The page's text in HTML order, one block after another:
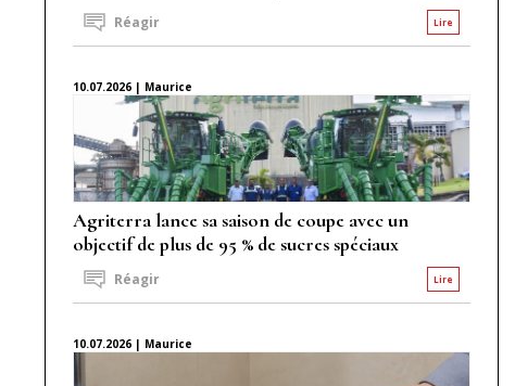
Lire
Réagir
10.07.2026 | Maurice
Agriterra lance sa saison de coupe avec un
objectif de plus de 95 % de sucres spéciaux
Lire
Réagir
10.07.2026 | Maurice